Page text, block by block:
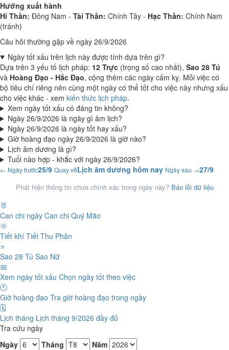
Hướng xuất hành
Hỉ Thần: Đông Nam - Tài Thần: Chính Tây - Hạc Thần: Chính Nam
(tránh)
Câu hỏi thường gặp về ngày 26/9/2026
Ngày tốt xấu trên lịch này được tính dựa trên gì?
Dựa trên 3 yếu tố lịch pháp: 12 Trực (trọng số cao nhất), Sao 28 Tú
và Hoàng Đạo - Hắc Đạo, cộng thêm các ngày cấm kỵ. Mỗi việc có
bộ tiêu chí riêng nên cùng một ngày có thể tốt cho việc này nhưng xấu
cho việc khác - xem kiến thức lịch pháp.
Xem ngày tốt xấu có đáng tin không?
Ngày 26/9/2026 là ngày gì âm lịch?
Ngày 26/9/2026 là ngày tốt hay xấu?
Giờ hoàng đạo ngày 26/9/2026 là giờ nào?
Lịch âm dương là gì?
Tuổi nào hợp - khắc với ngày 26/9/2026?
← Ngày trước25/9 Quay vềLịch âm dương hôm nay Ngày sau →27/9
Phát hiện thông tin chưa chính xác trong ngày này? Báo lỗi dữ liệu
🐰
Can chi ngày Can chi Quý Mão
🌞
Tiết khí Tiết Thu Phân
⭐
Sao 28 Tú Sao Nữ
📅
Xem ngày tốt xấu Chọn ngày tốt theo việc
🕐
Giờ hoàng đạo Tra giờ hoàng đạo trong ngày
🗓️
Lịch tháng Lịch tháng 9/2026 đầy đủ
Tra cứu ngày
Ngày
Tháng
Năm